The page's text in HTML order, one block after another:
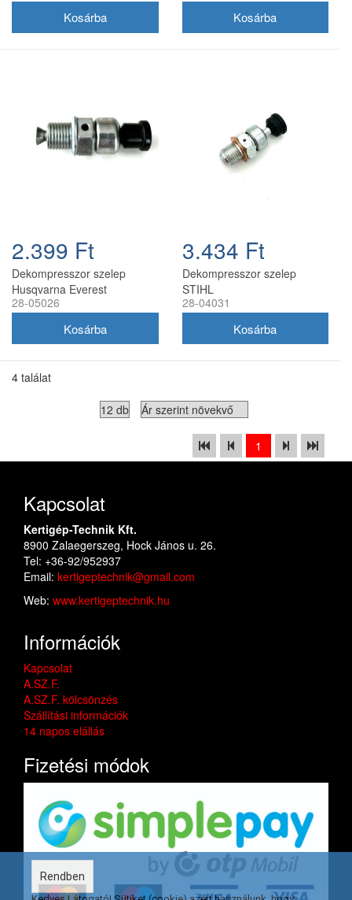
2.399 Ft
Dekompresszor szelep
Husqvarna Everest
28-05026
3.434 Ft
Dekompresszor szelep
STIHL
28-04031
4 találat
1
Kapcsolat
Kertigép-Technik Kft.
8900 Zalaegerszeg, Hock János u. 26.
Tel: +36-92/952937
Email: kertigeptechnik@gmail.com
Web: www.kertigeptechnik.hu
Információk
Kapcsolat
A.SZ.F.
A.SZ.F. kölcsönzés
Szállítási információk
14 napos elállás
Fizetési módok
Rendben